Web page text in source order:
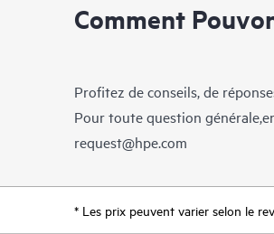
Comment
Profitez de conseils, de
Pour toute question
request@hpe.com
* Les prix peuvent varier selon le